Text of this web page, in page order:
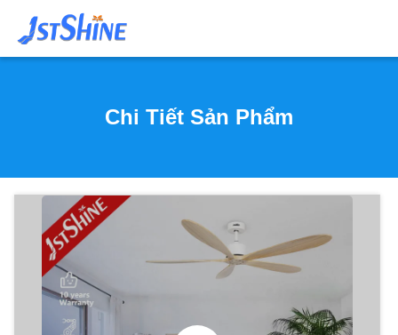
Chi Tiết Sản Phẩm